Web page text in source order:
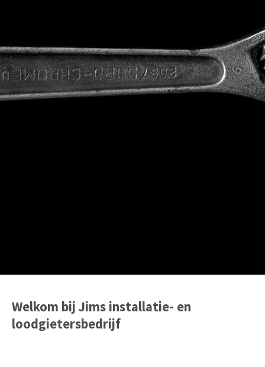
Welkom bij Jims installatie- en
loodgietersbedrijf